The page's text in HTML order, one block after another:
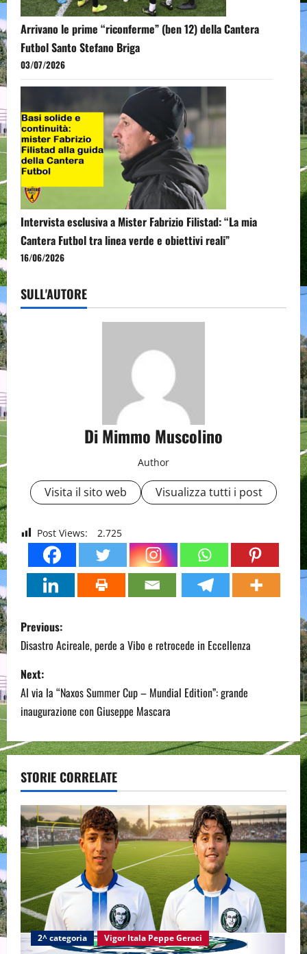
Arrivano le prime “riconferme” (ben 12) della Cantera
Futbol Santo Stefano Briga
03/07/2026
Intervista esclusiva a Mister Fabrizio Filistad: “La mia
Cantera Futbol tra linea verde e obiettivi reali”
16/06/2026
SULL'AUTORE
Di Mimmo Muscolino
Author
Visita il sito web Visualizza tutti i post
Post Views: 2.725
P
o
s
t
n
a
v
i
g
a
t
i
Previous:
Disastro Acireale, perde a Vibo e retrocede in Eccellenza
Next:
Al via la “Naxos Summer Cup – Mundial Edition”: grande
inaugurazione con Giuseppe Mascara
STORIE CORRELATE
2^ categoria Vigor Itala Peppe Geraci